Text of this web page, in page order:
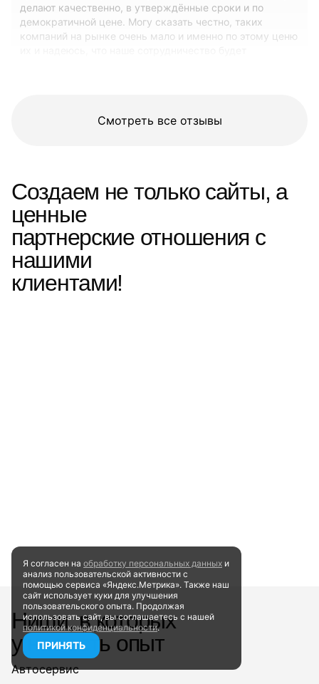
делают качественно, в утверждённые сроки и по
демократичной цене. Могу сказать честно, таких
компаний на рынке очень мало и именно по этому ценю
Смотреть все отзывы
Создаем не только сайты, а
ценные
партнерские отношения с
нашими
клиентами!
Ниши, в которых
у нас есть опыт
Автосервис
Я согласен на обработку персональных данных и
анализ пользовательской активности с
помощью сервиса «Яндекс.Метрика». Также наш
сайт использует куки для улучшения
пользовательского опыта. Продолжая
использовать сайт, вы соглашаетесь с нашей
политикой конфиденциальности.
ПРИНЯТЬ